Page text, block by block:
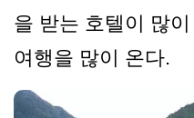
을 받는 호텔이 많
여행을 많이 온다.